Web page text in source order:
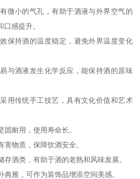
微小的气孔，有助于酒液与外界空气的
感提升。
保持酒的温度稳定，避免外界温度变化
与酒液发生化学反应，能保持酒的原味
用传统手工技艺，具有文化价值和艺术
耐用，使用寿命长。
物质，保障饮酒安全。
存酒类，有助于酒的老熟和风味发展。
雅，可作为装饰品增添空间美感。